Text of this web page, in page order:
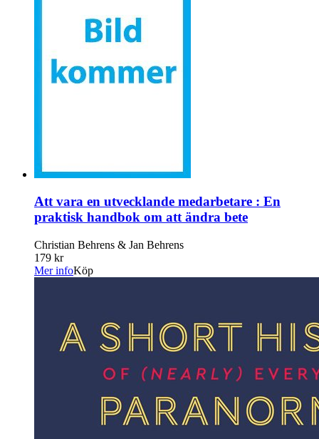
Att vara en utvecklande medarbetare : En
praktisk handbok om att ändra bete
Christian Behrens & Jan Behrens
179 kr
Mer infoKöp